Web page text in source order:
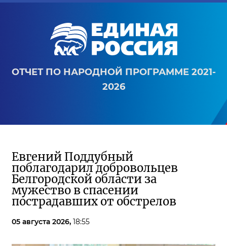
ОТЧЕТ ПО НАРОДНОЙ ПРОГРАММЕ 2021-
2026
Евгений Поддубный
поблагодарил добровольцев
Белгородской области за
мужество в спасении
пострадавших от обстрелов
05 августа 2026, 18:55